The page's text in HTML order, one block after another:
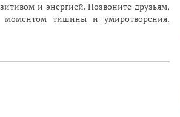
и энергией. Позвоните друзьям,
моментом тишины и умиротворения.